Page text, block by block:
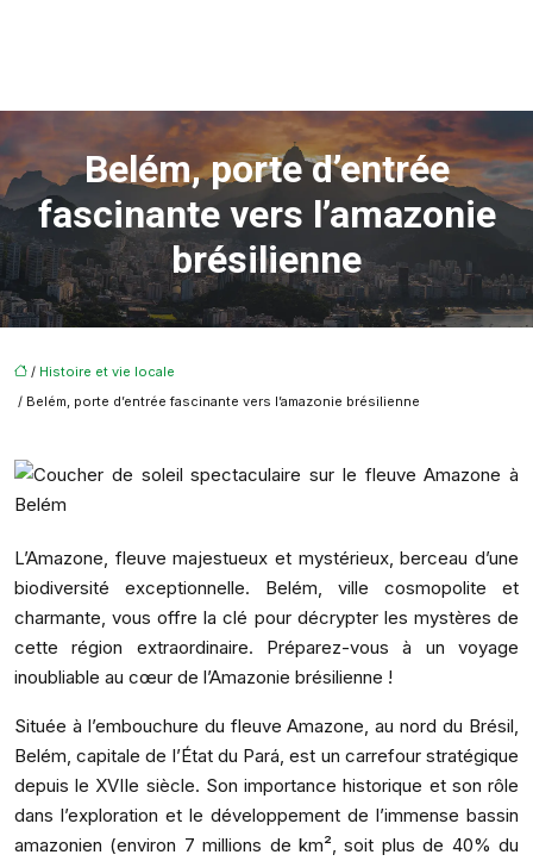
Belém, porte d’entrée
fascinante vers l’amazonie
brésilienne
/ Histoire et vie locale
/ Belém, porte d’entrée fascinante vers l’amazonie brésilienne
L’Amazone, fleuve majestueux et mystérieux, berceau d’une
biodiversité exceptionnelle. Belém, ville cosmopolite et
charmante, vous offre la clé pour décrypter les mystères de
cette région extraordinaire. Préparez-vous à un voyage
inoubliable au cœur de l’Amazonie brésilienne !
Située à l’embouchure du fleuve Amazone, au nord du Brésil,
Belém, capitale de l’État du Pará, est un carrefour stratégique
depuis le XVIIe siècle. Son importance historique et son rôle
dans l’exploration et le développement de l’immense bassin
amazonien (environ 7 millions de km², soit plus de 40% du